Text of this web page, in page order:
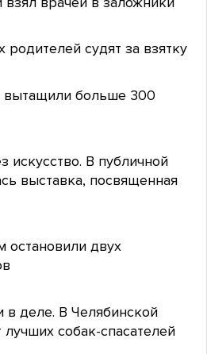
судят за взятку
вытащили больше 300
искусство. В публичной
выставка, посвященная
остановили двух
в деле. В Челябинской
собак-спасателей